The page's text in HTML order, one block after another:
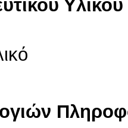
Υλικού